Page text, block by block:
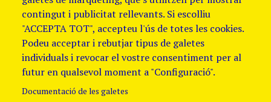
contingut i publicitat rellevants. Si escolliu
"ACCEPTA TOT", accepteu l'ús de totes les cookies.
Podeu acceptar i rebutjar tipus de galetes
individuals i revocar el vostre consentiment per al
futur en qualsevol moment a "Configuració".
Documentació de les galetes